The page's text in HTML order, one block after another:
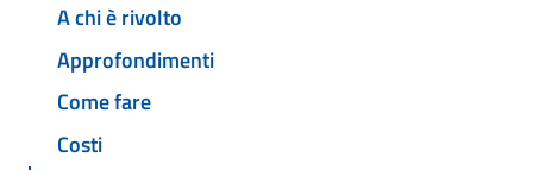
A chi è rivolto
Approfondimenti
Come fare
Costi